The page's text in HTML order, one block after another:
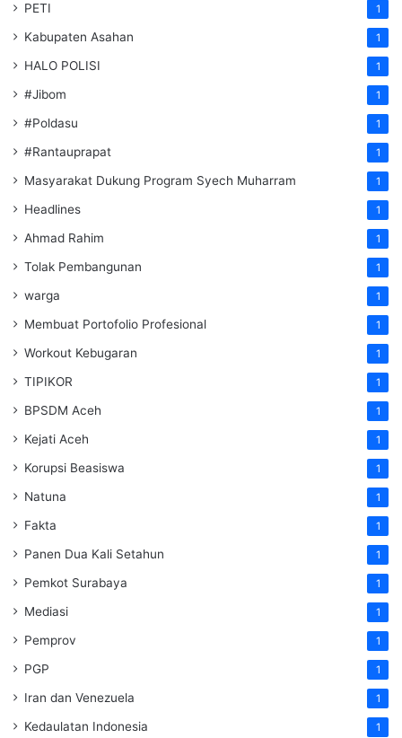
PETI 1
Kabupaten Asahan 1
HALO POLISI 1
#Jibom 1
#Poldasu 1
#Rantauprapat 1
Masyarakat Dukung Program Syech Muharram 1
Headlines 1
Ahmad Rahim 1
Tolak Pembangunan 1
warga 1
Membuat Portofolio Profesional 1
Workout Kebugaran 1
TIPIKOR 1
BPSDM Aceh 1
Kejati Aceh 1
Korupsi Beasiswa 1
Natuna 1
Fakta 1
Panen Dua Kali Setahun 1
Pemkot Surabaya 1
Mediasi 1
Pemprov 1
PGP 1
Iran dan Venezuela 1
Kedaulatan Indonesia 1